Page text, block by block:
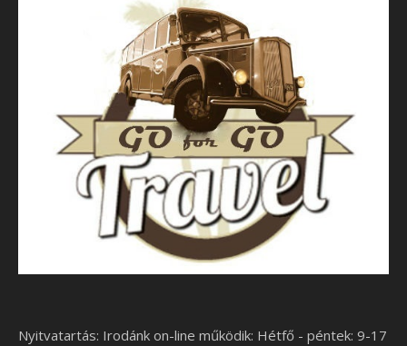
Nyitvatartás: Irodánk on-line működik: Hétfő - péntek: 9-17